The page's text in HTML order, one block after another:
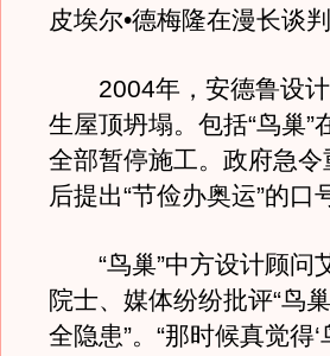
皮埃尔•德梅隆在漫长谈
2004年，安德鲁设计
生屋顶坍塌。包括“鸟巢
全部暂停施工。政府急
后提出“节俭办奥运”的口
“鸟巢”中方设计顾问
院士、媒体纷纷批评“鸟
全隐患”。“那时候真觉得